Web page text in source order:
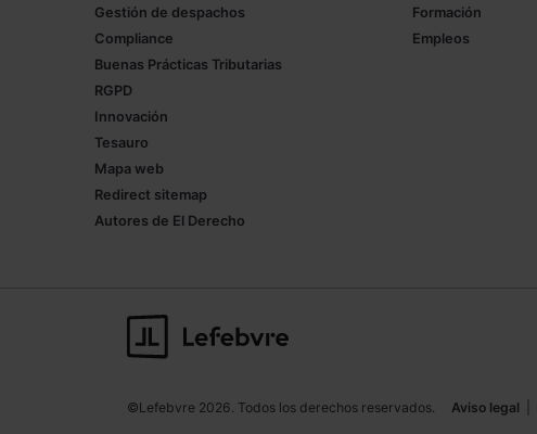
Gestión de despachos
Compliance
Buenas Prácticas Tributarias
RGPD
Innovación
Tesauro
Mapa web
Redirect sitemap
Autores de El Derecho
Formación
Empleos
©Lefebvre 2026. Todos los derechos reservados. Aviso legal